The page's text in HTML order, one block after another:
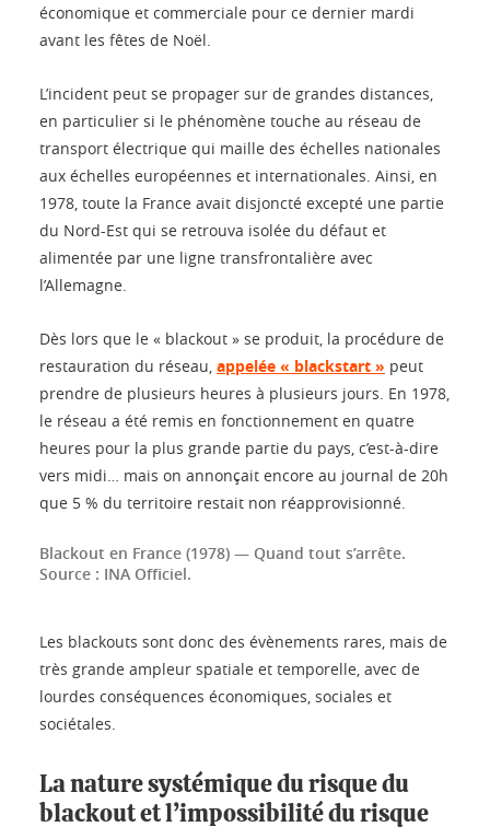
économique et commerciale pour ce dernier mardi
avant les fêtes de Noël.
L’incident peut se propager sur de grandes distances,
en particulier si le phénomène touche au réseau de
transport électrique qui maille des échelles nationales
aux échelles européennes et internationales. Ainsi, en
1978, toute la France avait disjoncté excepté une partie
du Nord-Est qui se retrouva isolée du défaut et
alimentée par une ligne transfrontalière avec
l’Allemagne.
Dès lors que le « blackout » se produit, la procédure de
restauration du réseau, appelée « blackstart » peut
prendre de plusieurs heures à plusieurs jours. En 1978,
le réseau a été remis en fonctionnement en quatre
heures pour la plus grande partie du pays, c’est-à-dire
vers midi… mais on annonçait encore au journal de 20h
que 5 % du territoire restait non réapprovisionné.
Blackout en France (1978) — Quand tout s’arrête.
Source : INA Officiel.
Les blackouts sont donc des évènements rares, mais de
très grande ampleur spatiale et temporelle, avec de
lourdes conséquences économiques, sociales et
sociétales.
La nature systémique du risque du
blackout et l’impossibilité du risque